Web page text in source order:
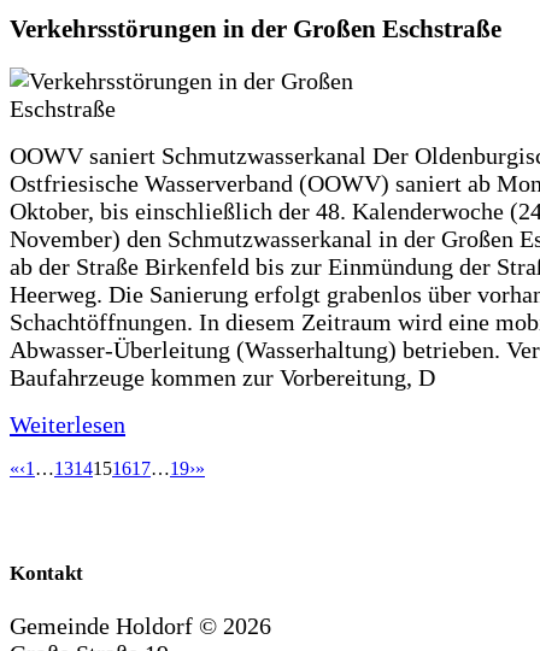
Verkehrsstörungen in der Großen Eschstraße
OOWV saniert Schmutzwasserkanal Der
Ostfriesische Wasserverband (OOWV) saniert ab
Oktober, bis einschließlich der 48. Kalenderwoche
November) den Schmutzwasserkanal in der Großen
ab der Straße Birkenfeld bis zur Einmündung der
Heerweg. Die Sanierung erfolgt grabenlos über
Schachtöffnungen. In diesem Zeitraum wird eine
Abwasser-Überleitung (Wasserhaltung) betrieben.
Baufahrzeuge kommen zur Vorbereitung, D
Weiterlesen
«‹1 …1314151617…19›»
Kontakt
Gemeinde Holdorf © 2026